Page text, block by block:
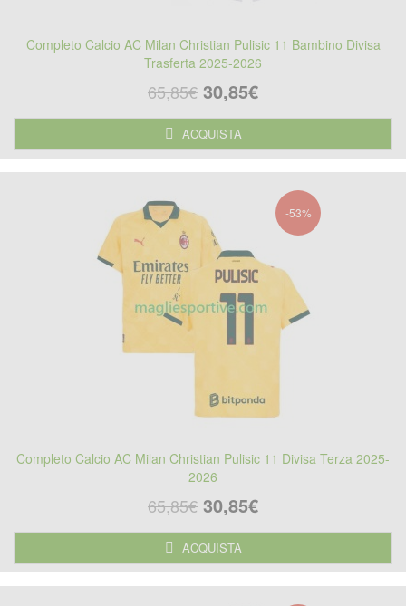
Completo Calcio AC Milan Christian Pulisic 11 Bambino Divisa
Trasferta 2025-2026
65,85€ 30,85€
ACQUISTA
-53%
Completo Calcio AC Milan Christian Pulisic 11 Divisa Terza 2025-
2026
65,85€ 30,85€
ACQUISTA